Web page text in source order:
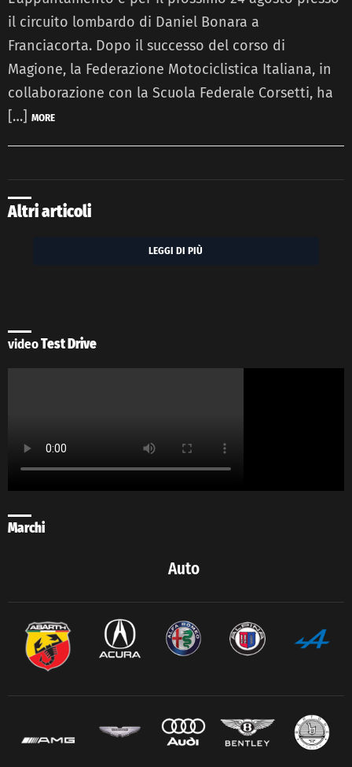
il circuito lombardo di Daniel Bonara a
Franciacorta. Dopo il successo del corso di
Magione, la Federazione Motociclistica Italiana, in
collaborazione con la Scuola Federale Corsetti, ha
[…] MORE
Altri articoli
LEGGI DI PIÙ
videoTest Drive
Marchi
Auto